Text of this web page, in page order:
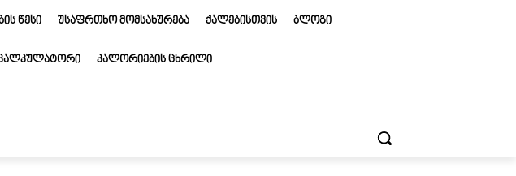
ᲬᲔᲡᲘ ᲣᲡᲐᲤᲠᲗᲮᲝ ᲛᲝᲛᲡᲐᲮᲣᲠᲔᲑᲐ ᲥᲐᲚᲔᲑᲘᲡᲗᲕᲘᲡ ᲑᲚᲝᲒᲘ
ᲙᲐᲚᲝᲠᲘᲔᲑᲘᲡ ᲪᲮᲠᲘᲚᲘ